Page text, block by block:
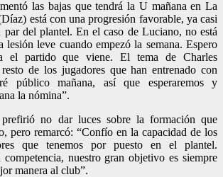
las bajas que tendrá la U mañana en La
está con una progresión favorable, ya casi
par del plantel. En el caso de Luciano, no está
lesión leve cuando empezó la semana. Espero
el partido que viene. El tema de Charles
de los jugadores que han entrenado con
público mañana, así que esperaremos y
la nómina”.
no dar luces sobre la formación que
pero remarcó: “Confío en la capacidad de los
que tenemos por puesto en el plantel.
nuestro gran objetivo es siempre
manera al club”.